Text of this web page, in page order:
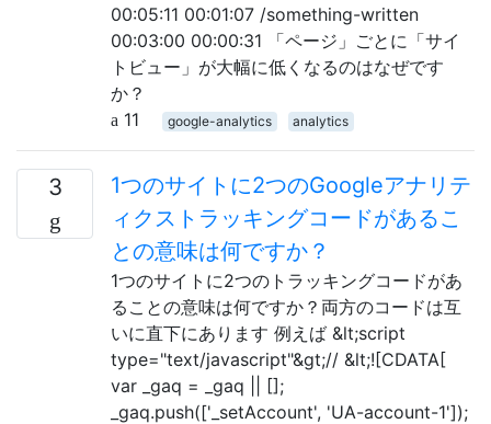
00:05:11 00:01:07 /something-written
00:03:00 00:00:31 「ページ」ごとに「サイ
トビュー」が大幅に低くなるのはなぜです
か？
11
google-analytics analytics
3
1つのサイトに2つのGoogleアナリテ
ィクストラッキングコードがあるこ
との意味は何ですか？
1つのサイトに2つのトラッキングコードがあ
ることの意味は何ですか？両方のコードは互
いに直下にあります 例えば &lt;script
type="text/javascript"&gt;// &lt;![CDATA[
var _gaq = _gaq || [];
_gaq.push(['_setAccount', 'UA-account-1']);